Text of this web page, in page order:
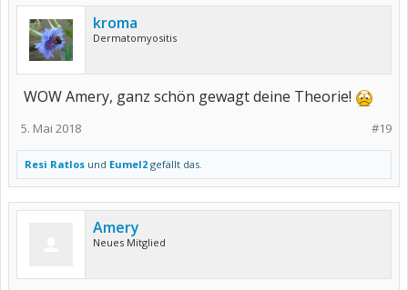
kroma
Dermatomyositis
WOW Amery, ganz schön gewagt deine Theorie!
#19
5. Mai 2018
Resi Ratlos und Eumel2 gefällt das.
Amery
Neues Mitglied